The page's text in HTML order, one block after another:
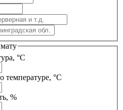
°C
температуре, °C
%